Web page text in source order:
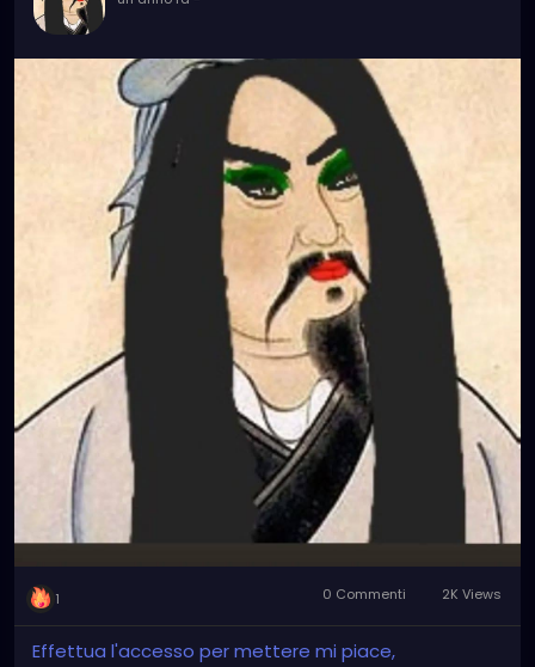
1 0 Commenti 2K Views
Effettua l'accesso per mettere mi piace,